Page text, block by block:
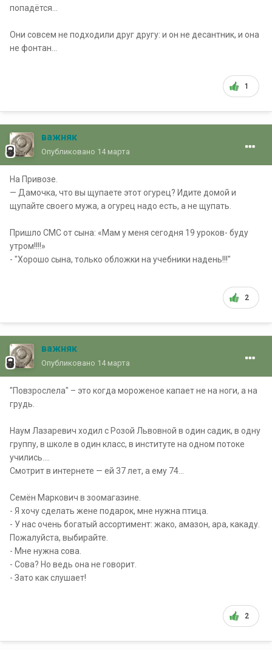
попадётся…
Они совсем не подходили друг другу: и он не десантник, и она
не фонтан...
1
важняк
Опубликовано 14 марта
На Привозе.
— Дамочка, что вы щупаете этот огурец? Идите домой и
щупайте своего мужа, а огурец надо есть, а не щупать.
Пришло СМС от сына: «Мам у меня сегодня 19 уроков- буду
утром!!!!»
- "Хорошо сына, только обложки на учебники надень!!!"
2
важняк
Опубликовано 14 марта
"Повзрослела" – это когда мороженое капает не на ноги, а на
грудь.
Наум Лазаревич ходил с Розой Львовной в один садик, в одну
группу, в школе в один класс, в институте на одном потоке
учились....
Смотрит в интернете — ей 37 лет, а ему 74…
Семён Маркович в зоомагазине.
- Я хочу сделать жене подарок, мне нужна птица.
- У нас очень богатый ассортимент: жако, амазон, ара, какаду.
Пожалуйста, выбирайте.
- Мне нужна сова.
- Сова? Но ведь она не говорит.
- Зато как слушает!
2